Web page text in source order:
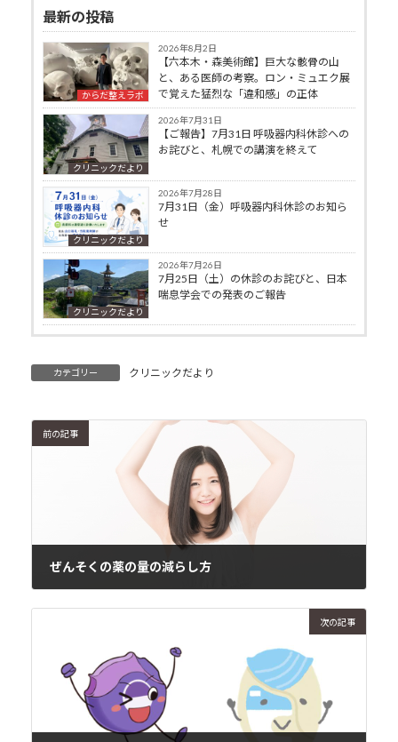
最新の投稿
からだ整えラボ
2026年8月2日
【六本木・森美術館】巨大な骸骨の山
と、ある医師の考察。ロン・ミュエク展
で覚えた猛烈な「違和感」の正体
クリニックだより
2026年7月31日
【ご報告】7月31日 呼吸器内科休診への
お詫びと、札幌での講演を終えて
クリニックだより
2026年7月28日
7月31日（金）呼吸器内科休診のお知ら
せ
クリニックだより
2026年7月26日
7月25日（土）の休診のお詫びと、日本
喘息学会での発表のご報告
カテゴリー クリニックだより
前の記事
ぜんそくの薬の量の減らし方
次の記事